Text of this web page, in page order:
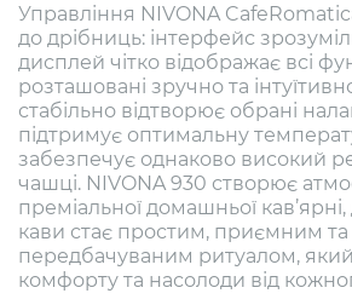
Управління NIVONA
до дрібниць: інтерфейс
дисплей чітко відображає всі
розташовані зручно та
стабільно відтворює обрані
підтримує оптимальну
забезпечує однаково високий
чашці. NIVONA 930 створює
преміальної домашньої
кави стає простим, приємним та
передбачуваним ритуалом, який
комфорту та насолоди від